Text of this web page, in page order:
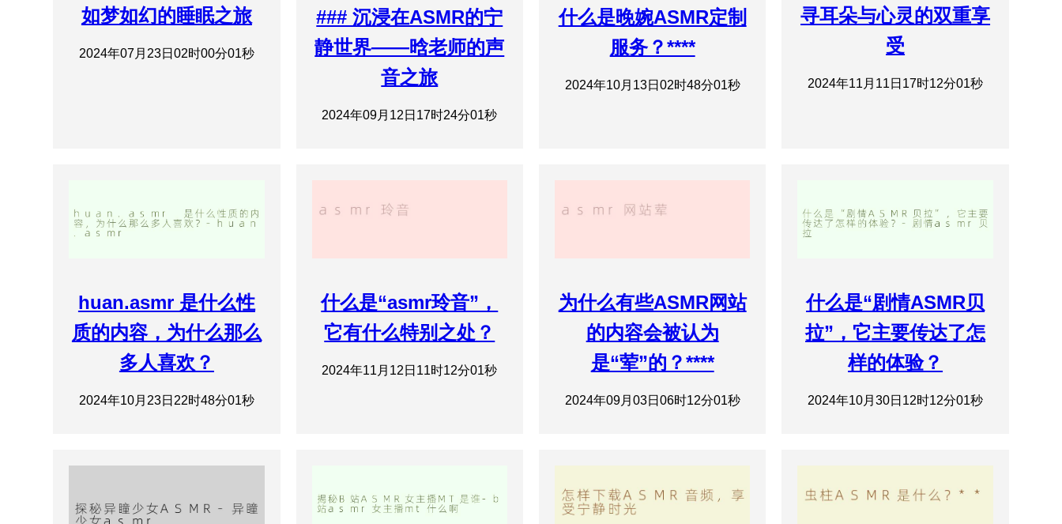
如梦如幻的睡眠之旅
2024年07月23日02时00分01秒
### 沉浸在ASMR的宁
静世界——晗老师的声
音之旅
2024年09月12日17时24分01秒
什么是晚婉ASMR定制
服务？****
2024年10月13日02时48分01秒
寻耳朵与心灵的双重享
受
2024年11月11日17时12分01秒
huan.asmr 是什么性
质的内容，为什么那么
多人喜欢？
2024年10月23日22时48分01秒
什么是“asmr玲音”，
它有什么特别之处？
2024年11月12日11时12分01秒
为什么有些ASMR网站
的内容会被认为
是“荤”的？****
2024年09月03日06时12分01秒
什么是“剧情ASMR贝
拉”，它主要传达了怎
样的体验？
2024年10月30日12时12分01秒